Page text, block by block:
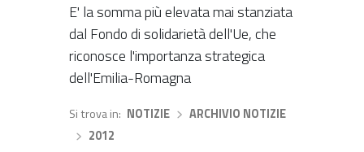
E' la somma più elevata mai stanziata
dal Fondo di solidarietà dell'Ue, che
riconosce l'importanza strategica
dell'Emilia-Romagna
Si trova in NOTIZIE›
ARCHIVIO NOTIZIE
2012